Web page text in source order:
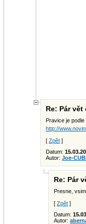
Re: Pár
Pravice je
http://
[ Zpět ]
Datum:
Autor: Joe-
Re: Pár
Presne,
[ Zpět ]
Datum:
Autor: